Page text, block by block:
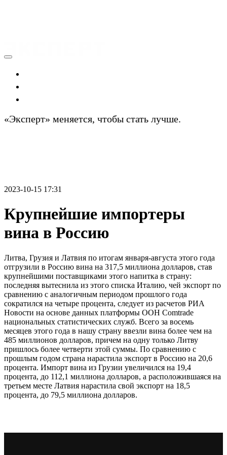
«Эксперт» меняется, чтобы стать лучше.
2023-10-15 17:31
Крупнейшие импортеры
вина в Россию
Литва, Грузия и Латвия по итогам января-августа этого года
отгрузили в Россию вина на 317,5 миллиона долларов, став
крупнейшими поставщиками этого напитка в страну:
последняя вытеснила из этого списка Италию, чей экспорт по
сравнению с аналогичным периодом прошлого года
сократился на четыре процента, следует из расчетов РИА
Новости на основе данных платформы ООН Comtrade
национальных статистических служб. Всего за восемь
месяцев этого года в нашу страну ввезли вина более чем на
485 миллионов долларов, причем на одну только Литву
пришлось более четверти этой суммы. По сравнению с
прошлым годом страна нарастила экспорт в Россию на 20,6
процента. Импорт вина из Грузии увеличился на 19,4
процента, до 112,1 миллиона долларов, а расположившаяся на
третьем месте Латвия нарастила свой экспорт на 18,5
процента, до 79,5 миллиона долларов.